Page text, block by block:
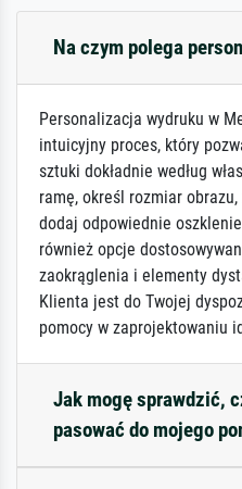
Na czym polega
Personalizacja wydruku w
intuicyjny proces, który
sztuki dokładnie według
ramę, określ rozmiar
dodaj odpowiednie
również opcje
zaokrąglenia i elementy
Klienta jest do Twojej
pomocy w zaprojektowaniu
Jak mogę sprawdzić,
pasować do mojego